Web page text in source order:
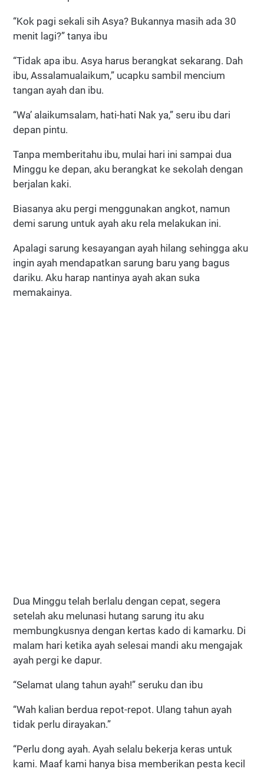
“Kok pagi sekali sih Asya? Bukannya masih ada 30
menit lagi?” tanya ibu
“Tidak apa ibu. Asya harus berangkat sekarang. Dah
ibu, Assalamualaikum,” ucapku sambil mencium
tangan ayah dan ibu.
“Wa’ alaikumsalam, hati-hati Nak ya,” seru ibu dari
depan pintu.
Tanpa memberitahu ibu, mulai hari ini sampai dua
Minggu ke depan, aku berangkat ke sekolah dengan
berjalan kaki.
Biasanya aku pergi menggunakan angkot, namun
demi sarung untuk ayah aku rela melakukan ini.
Apalagi sarung kesayangan ayah hilang sehingga aku
ingin ayah mendapatkan sarung baru yang bagus
dariku. Aku harap nantinya ayah akan suka
memakainya.
Dua Minggu telah berlalu dengan cepat, segera
setelah aku melunasi hutang sarung itu aku
membungkusnya dengan kertas kado di kamarku. Di
malam hari ketika ayah selesai mandi aku mengajak
ayah pergi ke dapur.
“Selamat ulang tahun ayah!” seruku dan ibu
“Wah kalian berdua repot-repot. Ulang tahun ayah
tidak perlu dirayakan.”
“Perlu dong ayah. Ayah selalu bekerja keras untuk
kami. Maaf kami hanya bisa memberikan pesta kecil